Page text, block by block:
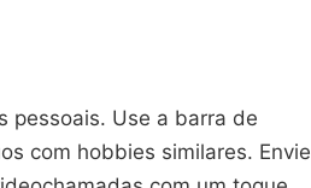
pessoais. Use a barra de
com hobbies similares. Envie